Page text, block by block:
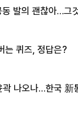
발의 괜찮아…그
는 퀴즈, 정답은?
나오나…한국 新